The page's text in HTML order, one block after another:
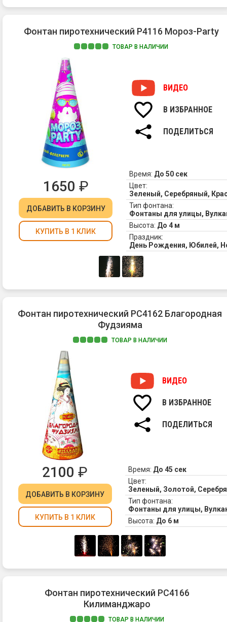
Фонтан пиротехнический Р4116 Мороз-Party
ТОВАР В НАЛИЧИИ
ВИДЕО
В ИЗБРАННОЕ
ПОДЕЛИТЬСЯ
1650 ₽
ДОБАВИТЬ В КОРЗИНУ
КУПИТЬ В 1 КЛИК
Время: До 50 сек
Цвет:
Зеленый, Серебряный,
Тип фонтана:
Фонтаны для улицы,
Высота: До 4 м
Праздник:
День Рождения, Юбилей,
Фонтан пиротехнический РС4162 Благородная
Фудзияма
ТОВАР В НАЛИЧИИ
ВИДЕО
В ИЗБРАННОЕ
ПОДЕЛИТЬСЯ
2100 ₽
ДОБАВИТЬ В КОРЗИНУ
КУПИТЬ В 1 КЛИК
Время: До 45 сек
Цвет:
Зеленый, Золотой,
Тип фонтана:
Фонтаны для улицы,
Высота: До 6 м
Фонтан пиротехнический РС4166
Килиманджаро
ТОВАР В НАЛИЧИИ